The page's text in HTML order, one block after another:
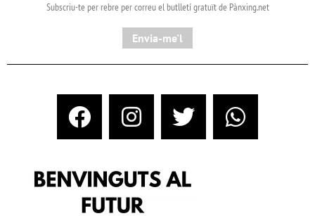
Subscriu-te per rebre per correu el butlletí gratuït de Pànxing.net​
Envia-me'l